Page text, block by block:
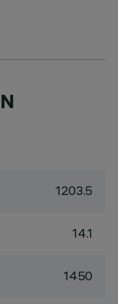
1203.5
14.1
1450